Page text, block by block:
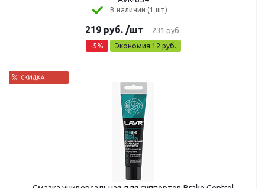
В наличии (1 шт)
219 руб. /шт 231руб.
-5% Экономия 12 руб.